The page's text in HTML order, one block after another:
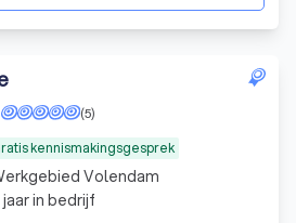
kennismakingsgesprek
(5)
Volendam
jaar in bedrijf